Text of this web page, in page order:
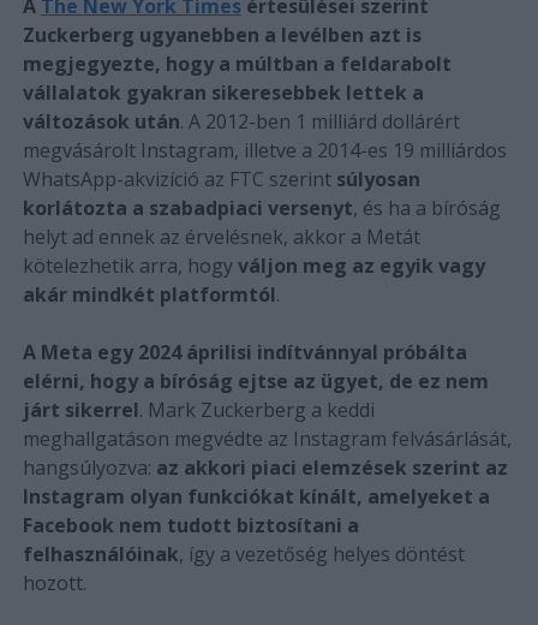
A The New York Timesértesülései szerint
Zuckerberg ugyanebben a levélben azt is
megjegyezte, hogy a múltban a feldarabolt
vállalatok gyakran sikeresebbek lettek a
változások után. A 2012-ben 1 milliárd dollárért
megvásárolt Instagram, illetve a 2014-es 19 milliárdos
WhatsApp-akvizíció az FTC szerint súlyosan
korlátozta a szabadpiaci versenyt, és ha a bíróság
helyt ad ennek az érvelésnek, akkor a Metát
kötelezhetik arra, hogyváljon meg az egyik vagy
akár mindkét platformtól.
A Meta egy 2024 áprilisi indítvánnyal próbálta
elérni, hogy a bíróság ejtse az ügyet, de ez nem
járt sikerrel. Mark Zuckerberg a keddi
meghallgatáson megvédte az Instagram felvásárlását,
hangsúlyozva: az akkori piaci elemzések szerint az
Instagram olyan funkciókat kínált, amelyeket a
Facebook nem tudott biztosítani a
felhasználóinak, így a vezetőség helyes döntést
hozott.